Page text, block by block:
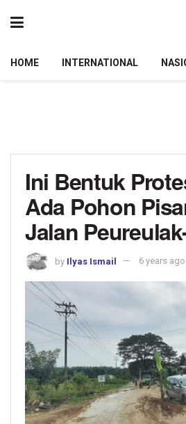
HOME INTERNATIONAL
Ini Bentuk
Ada Pohon
Jalan
by Ilyas Ismail 6 years ago